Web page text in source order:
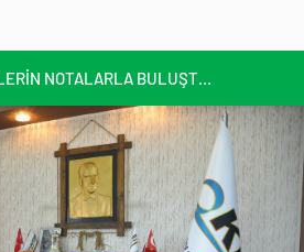
KÜLTÜRLERİN NOTALARLA BULUŞTUĞU YER: MİMOZA’M KAFE’DE DOSTLUK RÜZGARI!